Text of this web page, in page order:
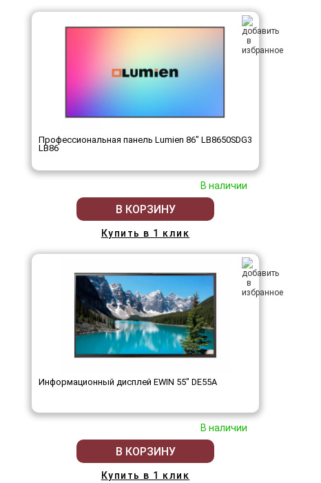
Профессиональная панель Lumien 86" LB8650SDG3
LB86
В наличии
В КОРЗИНУ
Купить в 1 клик
Информационный дисплей EWIN 55" DE55A
В наличии
В КОРЗИНУ
Купить в 1 клик